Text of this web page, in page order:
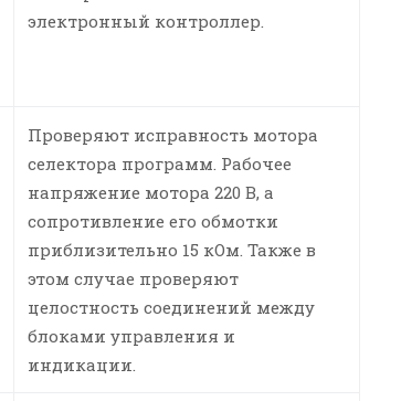
электронный контроллер.
Проверяют исправность мотора
селектора программ. Рабочее
напряжение мотора 220 В, а
сопротивление его обмотки
приблизительно 15 кОм. Также в
этом случае проверяют
целостность соединений между
блоками управления и
индикации.